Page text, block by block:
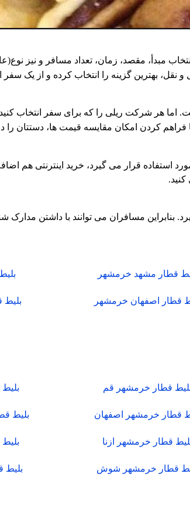
مبدأ، مقصد، زمان، تعداد مسافر و نیز
بهترین گزینه را انتخاب کرده و از یک سفر
هر شرکت ریلی را که برای سفر انتخاب کنید،
فراهم کردن امکان مقایسه قیمت ها، دستتان را
قرار می گیرد، خرید اینترنتی هم
مسافران می توانند با داشتن مدارک
قطار مشهد خرمشهر
قطار اصفهان خرمشهر بلیط
قطار خرمشهر قم
قطار خرمشهر اصفهان بلیط
قطار خرمشهر ازنا
قطار خرمشهر شوش بلیط